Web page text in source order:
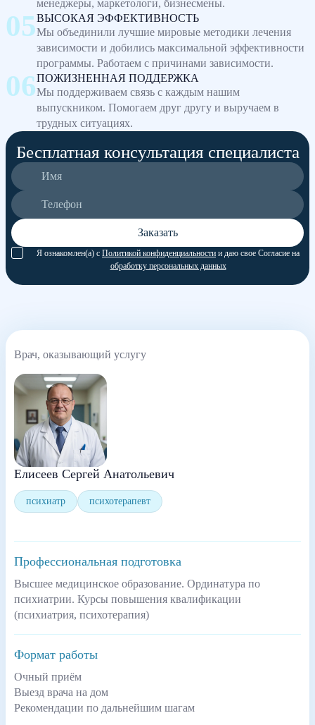
менеджеры, маркетологи, бизнесмены.
ВЫСОКАЯ ЭФФЕКТИВНОСТЬ
Мы объединили лучшие мировые методики лечения
зависимости и добились максимальной эффективности
программы. Работаем с причинами зависимости.
ПОЖИЗНЕННАЯ ПОДДЕРЖКА
Мы поддерживаем связь с каждым нашим
выпускником. Помогаем друг другу и выручаем в
трудных ситуациях.
Бесплатная консультация специалиста
Заказать
Я ознакомлен(а) с Политикой конфиденциальности и даю свое Согласие на
обработку персональных данных
Врач, оказывающий услугу
Елисеев Сергей Анатольевич
психиатр психотерапевт
Профессиональная подготовка
Высшее медицинское образование. Ординатура по
психиатрии. Курсы повышения квалификации
(психиатрия, психотерапия)
Формат работы
Очный приём
Выезд врача на дом
Рекомендации по дальнейшим шагам